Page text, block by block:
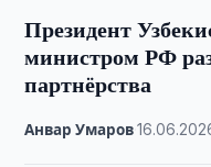
Президент
министром РФ
партнёрства
Анвар Умаров·